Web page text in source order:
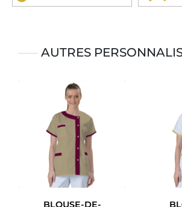
AUTRES
BLOUSE-DE-